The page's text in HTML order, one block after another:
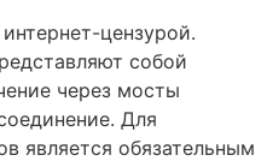
цензурой.
собой
через мосты
Для
является обязательным